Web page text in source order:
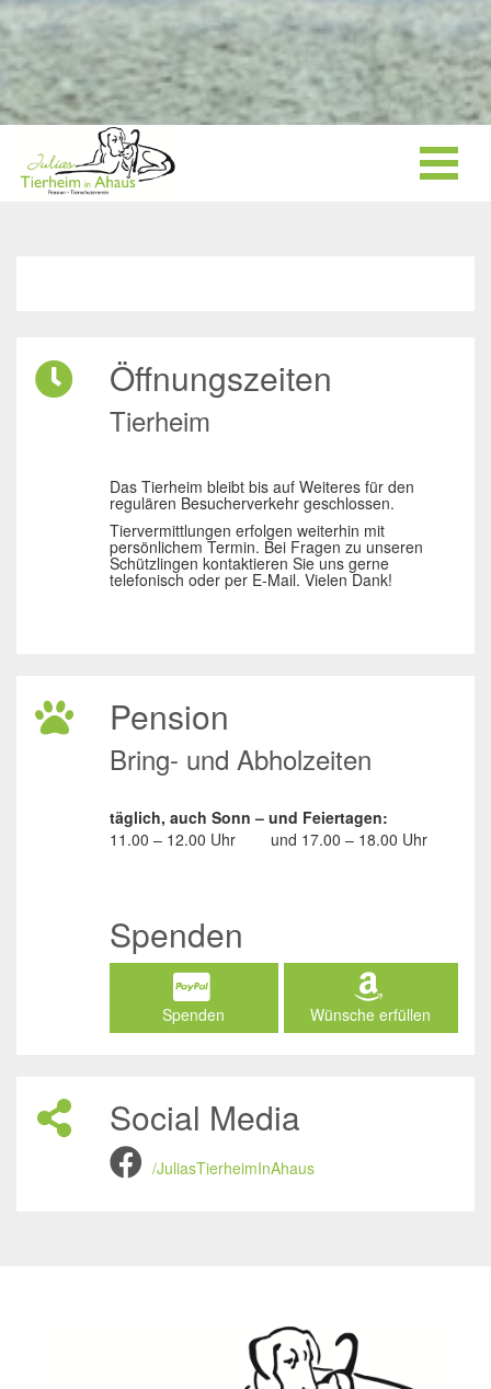
Öffnungszeiten
Tierheim
Das Tierheim bleibt bis auf Weiteres für den
regulären Besucherverkehr geschlossen.
Tiervermittlungen erfolgen weiterhin mit
persönlichem Termin. Bei Fragen zu unseren
Schützlingen kontaktieren Sie uns gerne
telefonisch oder per E-Mail. Vielen Dank!
Pension
Bring- und Abholzeiten
täglich, auch Sonn – und Feiertagen:
11.00 – 12.00 Uhr
und 17.00 – 18.00 Uhr
Spenden
Spenden Wünsche erfüllen
Social Media
/JuliasTierheimInAhaus